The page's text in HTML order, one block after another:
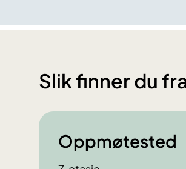
Slik finner du
Oppmøtested